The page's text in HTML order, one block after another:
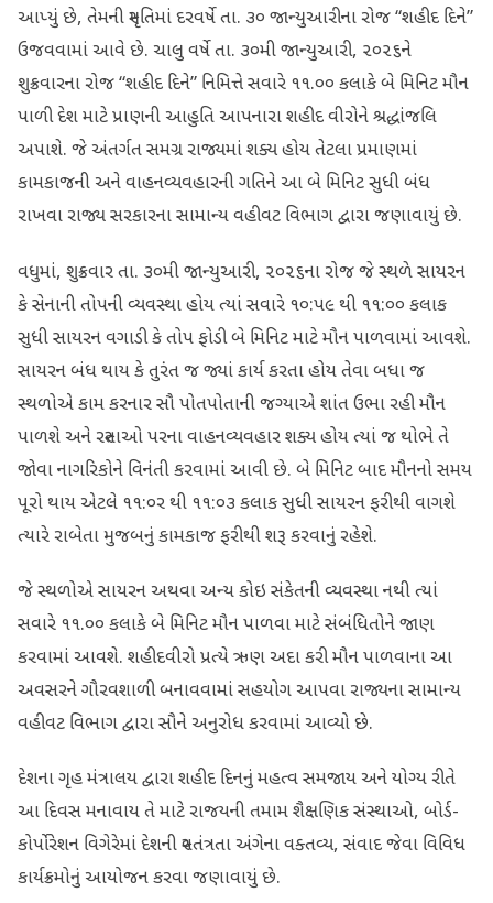
આપ્યું છે, તેમની સ્મૃતિમાં દરવર્ષે તા. ૩૦ જાન્યુઆરીના રોજ “શહીદ દિને”
ઉજવવામાં આવે છે. ચાલુ વર્ષે તા. ૩૦મી જાન્યુઆરી, ૨૦૨૬ને
શુક્રવારના રોજ “શહીદ દિને” નિમિત્તે સવારે ૧૧.૦૦ કલાકે બે મિનિટ મૌન
પાળી દેશ માટે પ્રાણની આહુતિ આપનારા શહીદ વીરોને શ્રદ્ધાંજલિ
અપાશે. જે અંતર્ગત સમગ્ર રાજ્યમાં શક્ય હોય તેટલા પ્રમાણમાં
કામકાજની અને વાહનવ્યવહારની ગતિને આ બે મિનિટ સુધી બંધ
રાખવા રાજ્ય સરકારના સામાન્ય વહીવટ વિભાગ દ્વારા જણાવાયું છે.
વધુમાં, શુક્રવાર તા. ૩૦મી જાન્યુઆરી, ૨૦૨૬ના રોજ જે સ્થળે સાયરન
કે સેનાની તોપની વ્યવસ્થા હોય ત્યાં સવારે ૧૦:પ૯ થી ૧૧:૦૦ કલાક
સુધી સાયરન વગાડી કે તોપ ફોડી બે મિનિટ માટે મૌન પાળવામાં આવશે.
સાયરન બંધ થાય કે તુરંત જ જ્યાં કાર્ય કરતા હોય તેવા બધા જ
સ્થળોએ કામ કરનાર સૌ પોતપોતાની જગ્યાએ શાંત ઉભા રહી મૌન
પાળશે અને રસ્તાઓ પરના વાહનવ્યવહાર શક્ય હોય ત્યાં જ થોભે તે
જોવા નાગરિકોને વિનંતી કરવામાં આવી છે. બે મિનિટ બાદ મૌનનો સમય
પૂરો થાય એટલે ૧૧:૦ર થી ૧૧:૦૩ કલાક સુધી સાયરન ફરીથી વાગશે
ત્યારે રાબેતા મુજબનું કામકાજ ફરીથી શરૂ કરવાનું રહેશે.
જે સ્થળોએ સાયરન અથવા અન્ય કોઇ સંકેતની વ્યવસ્થા નથી ત્યાં
સવારે ૧૧.૦૦ કલાકે બે મિનિટ મૌન પાળવા માટે સંબંધિતોને જાણ
કરવામાં આવશે. શહીદવીરો પ્રત્યે ઋણ અદા કરી મૌન પાળવાના આ
અવસરને ગૌરવશાળી બનાવવામાં સહયોગ આપવા રાજ્યના સામાન્ય
વહીવટ વિભાગ દ્વારા સૌને અનુરોધ કરવામાં આવ્યો છે.
દેશના ગૃહ મંત્રાલય દ્વારા શહીદ દિનનું મહત્વ સમજાય અને યોગ્ય રીતે
આ દિવસ મનાવાય તે માટે રાજયની તમામ શૈક્ષણિક સંસ્થાઓ, બોર્ડ-
કોર્પોરેશન વિગેરેમાં દેશની સ્વતંત્રતા અંગેના વક્તવ્ય, સંવાદ જેવા વિવિધ
કાર્યક્રમોનું આયોજન કરવા જણાવાયું છે.